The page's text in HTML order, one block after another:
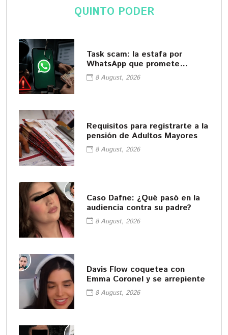
QUINTO PODER
Task scam: la estafa por
WhatsApp que promete
empleos fáciles
8 August, 2026
Requisitos para registrarte a la
pensión de Adultos Mayores
8 August, 2026
Caso Dafne: ¿Qué pasó en la
audiencia contra su padre?
8 August, 2026
Davis Flow coquetea con
Emma Coronel y se arrepiente
8 August, 2026